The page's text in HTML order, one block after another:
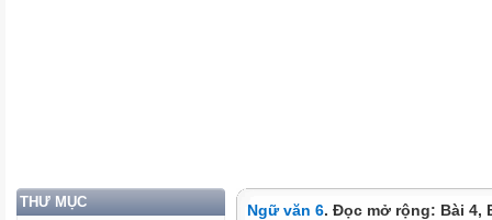
THƯ MỤC Ngữ văn 6. Đọc mở rộng: Bài 4,